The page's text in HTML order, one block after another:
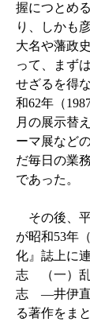
握につとめ
り、しかも
大名や藩政
って、まず
せざるを得
和62年（
月の展示替
ーマ展など
だ毎日の業
であった。
その後、平
が昭和53年
化』誌上に
志 （一）乱
志 ―井伊直
る著作をま